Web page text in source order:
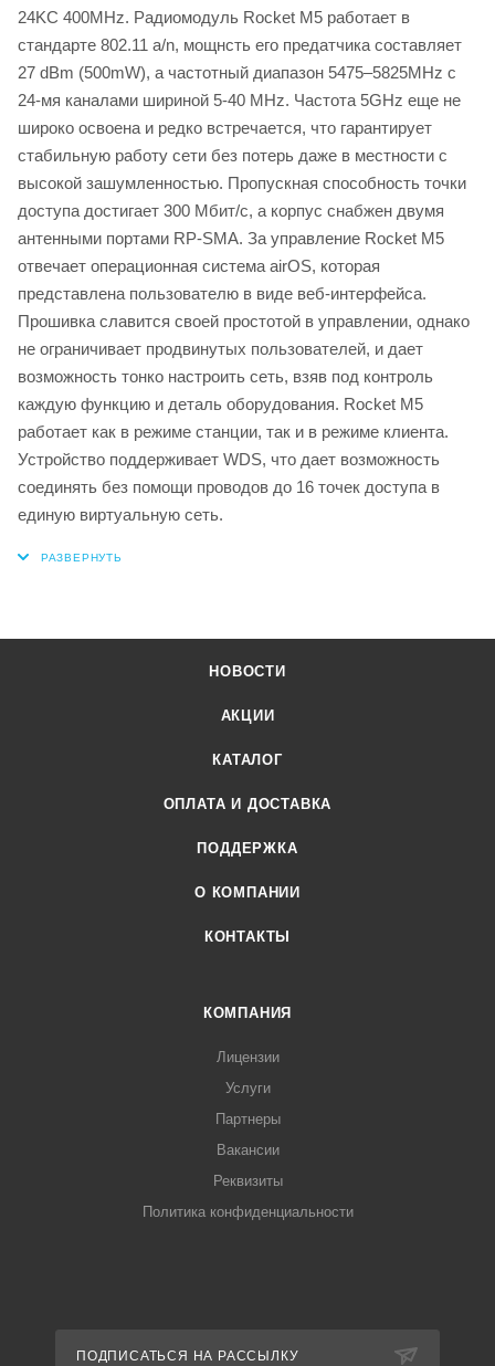
24KC 400MHz. Радиомодуль Rocket M5 работает в
стандарте 802.11 a/n, мощнсть его предатчика составляет
27 dBm (500mW), а частотный диапазон 5475–5825MHz с
24-мя каналами шириной 5-40 MHz. Частота 5GHz еще не
широко освоена и редко встречается, что гарантирует
стабильную работу сети без потерь даже в местности с
высокой зашумленностью. Пропускная способность точки
доступа достигает 300 Мбит/с, а корпус снабжен двумя
антенными портами RP-SMA. За управление Rocket M5
отвечает операционная система airOS, которая
представлена пользователю в виде веб-интерфейса.
Прошивка славится своей простотой в управлении, однако
не ограничивает продвинутых пользователей, и дает
возможность тонко настроить сеть, взяв под контроль
каждую функцию и деталь оборудования. Rocket M5
работает как в режиме станции, так и в режиме клиента.
Устройство поддерживает WDS, что дает возможность
соединять без помощи проводов до 16 точек доступа в
единую виртуальную сеть.
НОВОСТИ
АКЦИИ
КАТАЛОГ
ОПЛАТА И ДОСТАВКА
ПОДДЕРЖКА
О КОМПАНИИ
КОНТАКТЫ
КОМПАНИЯ
Лицензии
Услуги
Партнеры
Вакансии
Реквизиты
Политика конфиденциальности
ПОДПИСАТЬСЯ НА РАССЫЛКУ